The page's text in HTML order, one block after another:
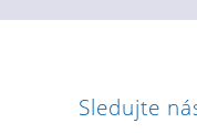
Sledujte